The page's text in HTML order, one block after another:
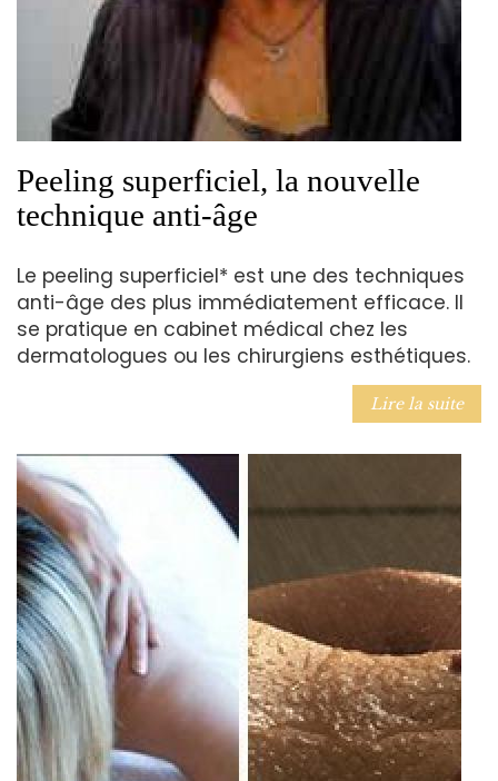
Peeling superficiel, la nouvelle
technique anti-âge
Le peeling superficiel* est une des techniques
anti-âge des plus immédiatement efficace. Il
se pratique en cabinet médical chez les
dermatologues ou les chirurgiens esthétiques.
Lire la suite